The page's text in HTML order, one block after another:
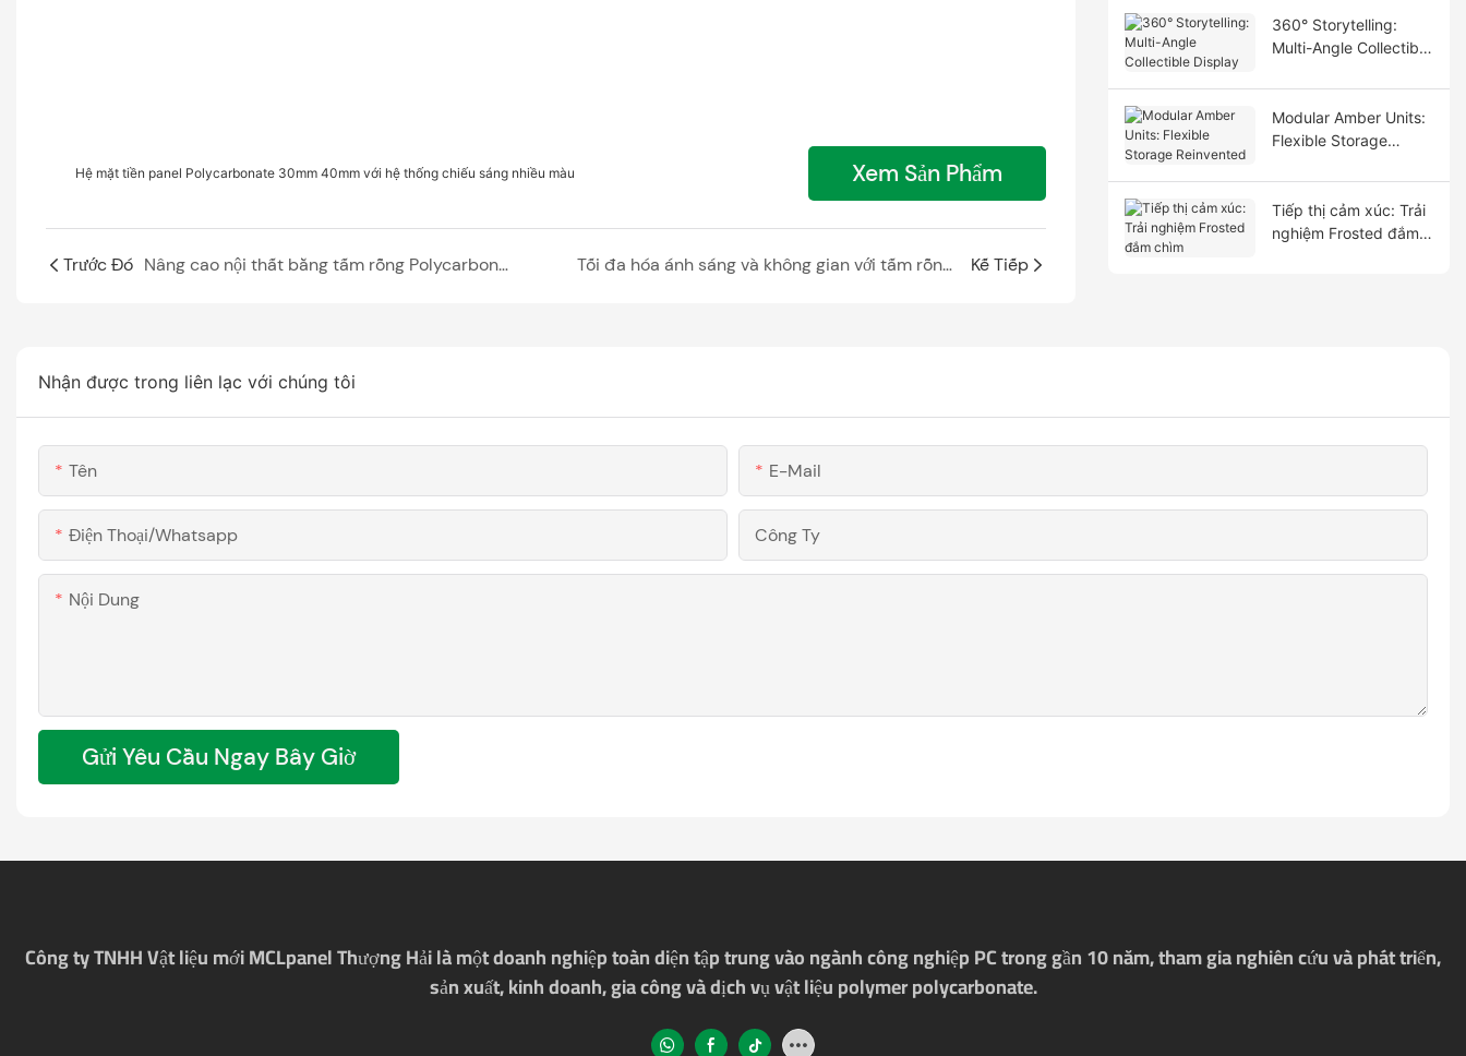
Hệ mặt tiền panel Polycarbonate 30mm 40mm với hệ thống chiếu sáng nhiều màu Xem Sản Phẩm
Trước Đó Nâng cao nội thất bằng tấm rỗng Polycarbonate Tối đa hóa ánh sáng và không gian với tấm rỗng Polycarbonate Kế Tiếp
360° Storytelling:
Multi-Angle Collectible
Modular Amber Units:
Flexible Storage
Tiếp thị cảm xúc: Trải
nghiệm Frosted đắm
Nhận được trong liên lạc với chúng tôi
Tên E-Mail
Điện Thoại/whatsapp Công Ty
Nội Dung
Gửi Yêu Cầu Ngay Bây Giờ
Công ty TNHH Vật liệu mới MCLpanel Thượng Hải là một doanh nghiệp toàn diện tập trung vào ngành công nghiệp PC trong gần 10 năm, tham gia nghiên cứu và phát triển,
sản xuất, kinh doanh, gia công và dịch vụ vật liệu polymer polycarbonate.